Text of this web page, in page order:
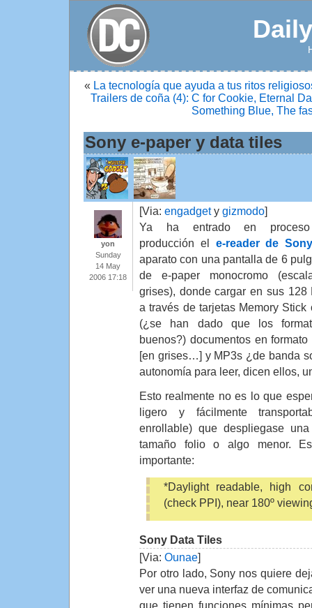
« La tecnología que ayuda a tus ritos
Trailers de coña (4): C for Cookie, Eternal
Something Blue, The
Sony e-paper y data tiles
yon
Sunday
14 May
2006 17:18
[Via: engadgety gizmodo]
Ya ha entrado en
producción el e-reader de
aparato con una pantalla de 6
de e-paper monocromo
grises), donde cargar en sus 128
a través de tarjetas Memory Stick
(¿se han dado que los
buenos?) documentos en
[en grises…] y MP3s ¿de banda
autonomía para leer, dicen ellos,
Esto realmente no es lo que
ligero y fácilmente
enrollable) que despliegase
tamaño folio o algo menor.
importante:
*Daylight readable, high
(check PPI), near 180º
Sony Data Tiles
[Via: Ounae]
Por otro lado, Sony nos quiere
ver una nueva interfaz de
que tienen funciones mínimas